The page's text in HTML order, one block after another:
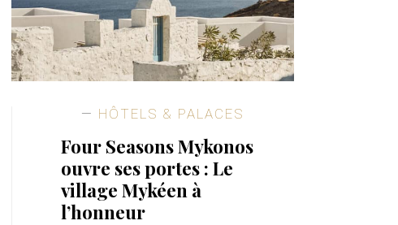
HÔTELS & PALACES
Four Seasons Mykonos
ouvre ses portes : Le
village Mykéen à
l’honneur